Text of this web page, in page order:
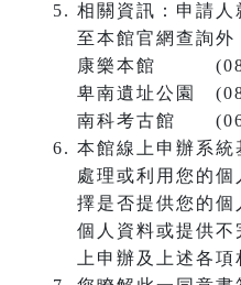
相關資訊：申請
至本館官網查詢外
康樂本館
卑南遺址公園
南科考古館
本館線上申辦系統
處理或利用您的
擇是否提供您的
個人資料或提供不
上申辦及上述各項